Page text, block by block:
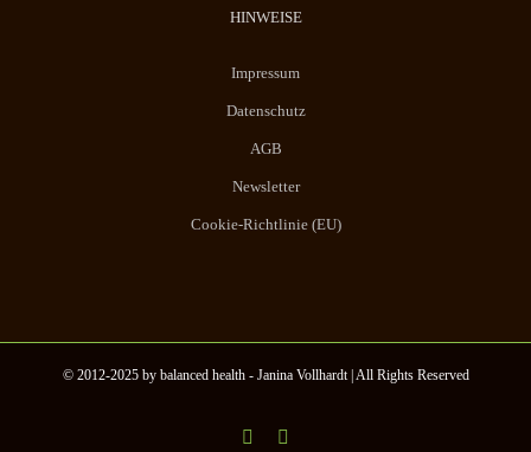
HINWEISE
Impressum
Datenschutz
AGB
Newsletter
Cookie-Richtlinie (EU)
© 2012-2025 by balanced health - Janina Vollhardt | All Rights Reserved
Instagram